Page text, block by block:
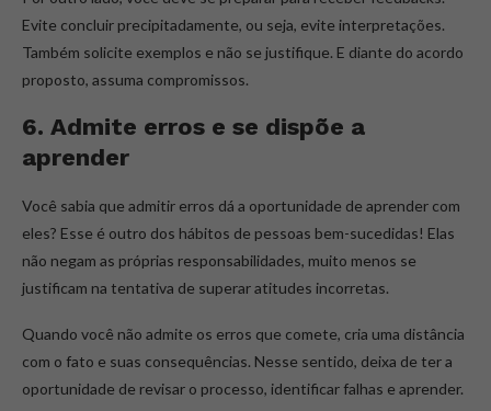
Evite concluir precipitadamente, ou seja, evite interpretações.
Também solicite exemplos e não se justifique. E diante do acordo
proposto, assuma compromissos.
6. Admite erros e se dispõe a
aprender
Você sabia que admitir erros dá a oportunidade de aprender com
eles? Esse é outro dos hábitos de pessoas bem-sucedidas! Elas
não negam as próprias responsabilidades, muito menos se
justificam na tentativa de superar atitudes incorretas.
Quando você não admite os erros que comete, cria uma distância
com o fato e suas consequências. Nesse sentido, deixa de ter a
oportunidade de revisar o processo, identificar falhas e aprender.